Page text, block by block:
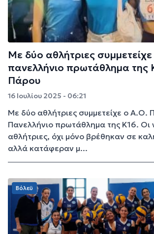
Με δύο αθλήτριες
πανελλήνιο πρωτάθλημα της
Πάρου
16 Ιουλίου 2025 - 06:21
Με δύο αθλήτριες συμμετείχε ο Α.Ο.
Πανελλήνιο πρωτάθλημα της Κ16. Οι
αθλήτριες, όχι μόνο βρέθηκαν σε
αλλά κατάφεραν μ...
Βόλεϋ